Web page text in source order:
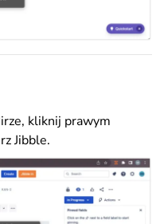
kliknij prawym
Jibble.